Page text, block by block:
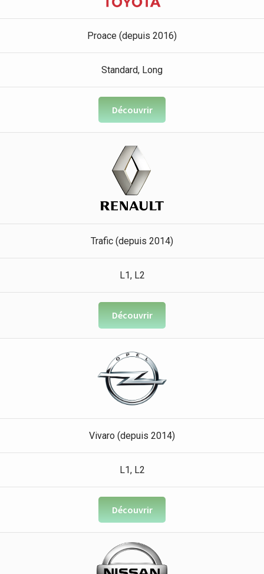
Proace (depuis 2016)
Standard, Long
Découvrir
Trafic (depuis 2014)
L1, L2
Découvrir
Vivaro (depuis 2014)
L1, L2
Découvrir